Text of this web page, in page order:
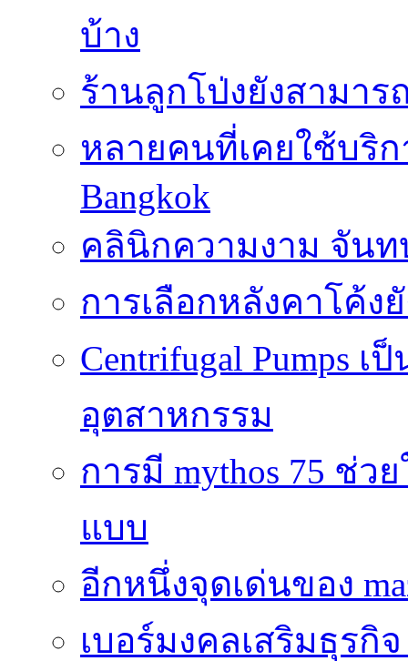
บ้าง
ร้านลูกโป่งยังสามา
หลายคนที่เคยใช้บริกา
Bangkok
คลินิกความงาม จันท
การเลือกหลังคาโค้
Centrifugal Pumps
อุตสาหกรรม
การมี mythos 75 ช่
แบบ
อีกหนึ่งจุดเด่นของ
เบอร์มงคลเสริมธุร